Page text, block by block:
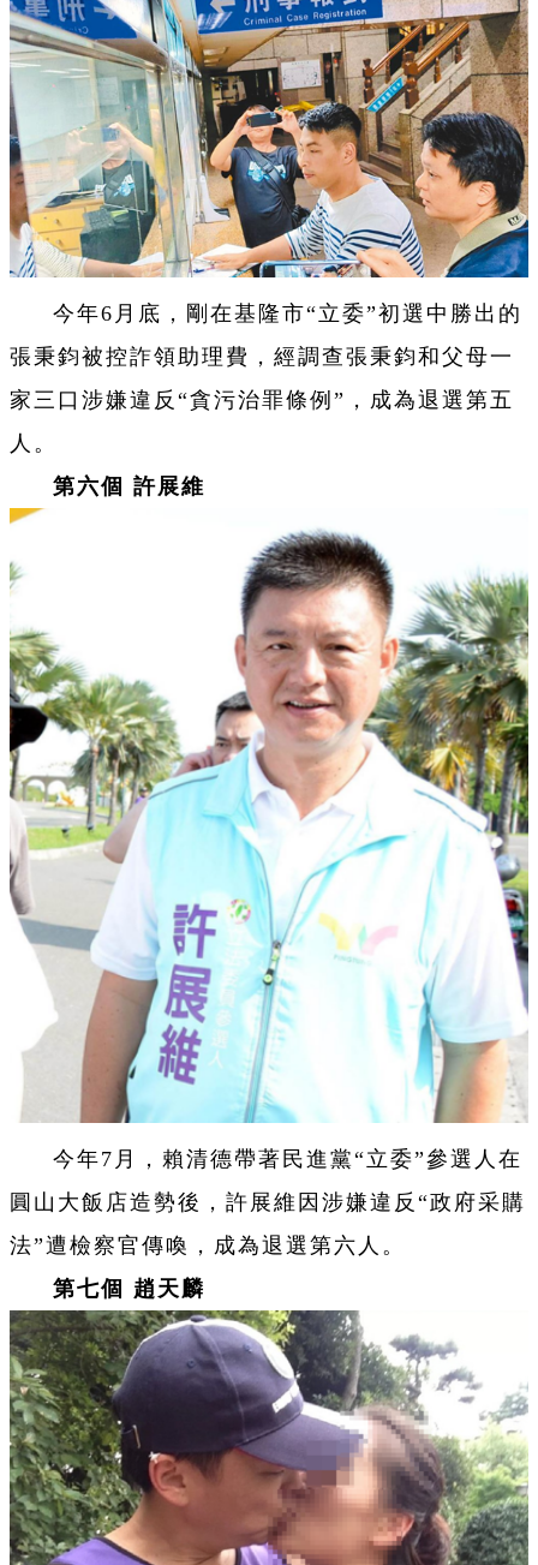
今年6月底，剛在基隆市“立委”初選中勝出的
張秉鈞被控詐領助理費，經調查張秉鈞和父母一
家三口涉嫌違反“貪污治罪條例”，成為退選第五
人。
第六個 許展維
今年7月，賴清德帶著民進黨“立委”參選人在
圓山大飯店造勢後，許展維因涉嫌違反“政府采購
法”遭檢察官傳喚，成為退選第六人。
第七個 趙天麟